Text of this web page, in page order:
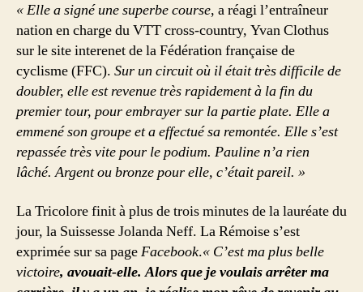
« Elle a signé une superbe course, a réagi l’entraîneur
nation en charge du VTT cross-country, Yvan Clothus
sur le site interenet de la Fédération française de
cyclisme (FFC). Sur un circuit où il était très difficile de
doubler, elle est revenue très rapidement à la fin du
premier tour, pour embrayer sur la partie plate. Elle a
emmené son groupe et a effectué sa remontée. Elle s’est
repassée très vite pour le podium. Pauline n’a rien
lâché. Argent ou bronze pour elle, c’était pareil. »
La Tricolore finit à plus de trois minutes de la lauréate du
jour, la Suissesse Jolanda Neff. La Rémoise s’est
exprimée sur sa pageFacebook.« C’est ma plus belle
victoire, avouait-elle. Alors que je voulais arrêter ma